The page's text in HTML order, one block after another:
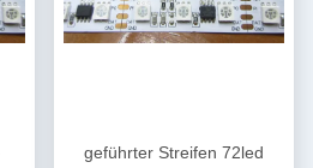
geführter Streifen 72led